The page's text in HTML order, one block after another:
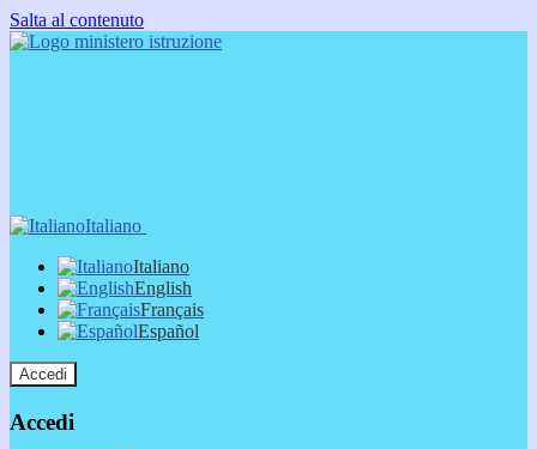
Salta al contenuto
Italiano
Italiano
English
Français
Español
Accedi
Accedi